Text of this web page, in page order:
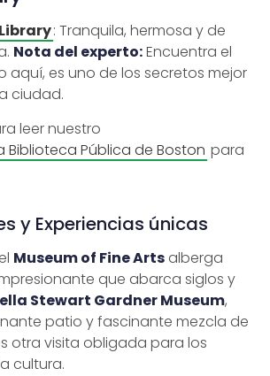
: Tranquila, hermosa y de
Nota del experto:Encuentra el
aquí, es uno de los secretos mejor
ciudad.
leer nuestro
Biblioteca Pública de Boston para
y Experiencias únicas
Museum of Fine Arts alberga
que abarca siglos y
Stewart Gardner Museum,
patio y fascinante mezcla de
otra visita obligada para los
cultura.